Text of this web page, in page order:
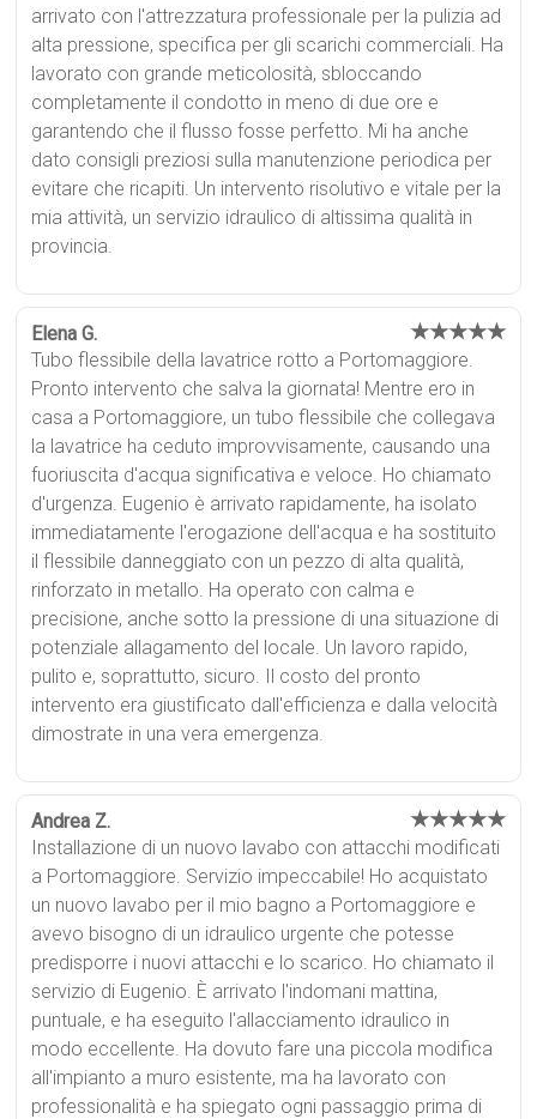
arrivato con l'attrezzatura professionale per la pulizia ad
alta pressione, specifica per gli scarichi commerciali. Ha
lavorato con grande meticolosità, sbloccando
completamente il condotto in meno di due ore e
garantendo che il flusso fosse perfetto. Mi ha anche
dato consigli preziosi sulla manutenzione periodica per
evitare che ricapiti. Un intervento risolutivo e vitale per la
mia attività, un servizio idraulico di altissima qualità in
provincia.
Elena G. ★★★★★
Tubo flessibile della lavatrice rotto a Portomaggiore.
Pronto intervento che salva la giornata! Mentre ero in
casa a Portomaggiore, un tubo flessibile che collegava
la lavatrice ha ceduto improvvisamente, causando una
fuoriuscita d'acqua significativa e veloce. Ho chiamato
d'urgenza. Eugenio è arrivato rapidamente, ha isolato
immediatamente l'erogazione dell'acqua e ha sostituito
il flessibile danneggiato con un pezzo di alta qualità,
rinforzato in metallo. Ha operato con calma e
precisione, anche sotto la pressione di una situazione di
potenziale allagamento del locale. Un lavoro rapido,
pulito e, soprattutto, sicuro. Il costo del pronto
intervento era giustificato dall'efficienza e dalla velocità
dimostrate in una vera emergenza.
Andrea Z. ★★★★★
Installazione di un nuovo lavabo con attacchi modificati
a Portomaggiore. Servizio impeccabile! Ho acquistato
un nuovo lavabo per il mio bagno a Portomaggiore e
avevo bisogno di un idraulico urgente che potesse
predisporre i nuovi attacchi e lo scarico. Ho chiamato il
servizio di Eugenio. È arrivato l'indomani mattina,
puntuale, e ha eseguito l'allacciamento idraulico in
modo eccellente. Ha dovuto fare una piccola modifica
all'impianto a muro esistente, ma ha lavorato con
professionalità e ha spiegato ogni passaggio prima di